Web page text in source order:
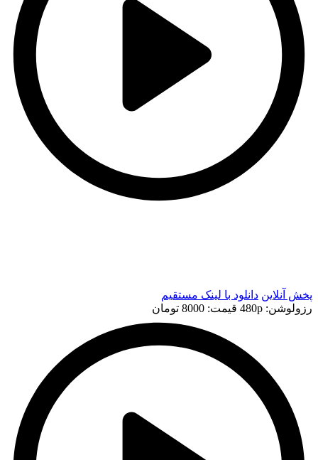
پخش آنلاین دانلود با لينک مستقيم
رزولوشن: 480p
قيمت: 8000 تومان